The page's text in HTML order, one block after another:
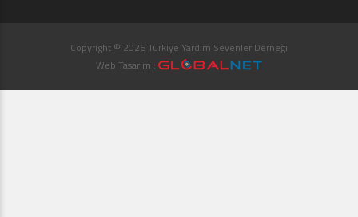
Copyright © 2026 Türkiye Yardım Sevenler Derneği
Web Tasarım :